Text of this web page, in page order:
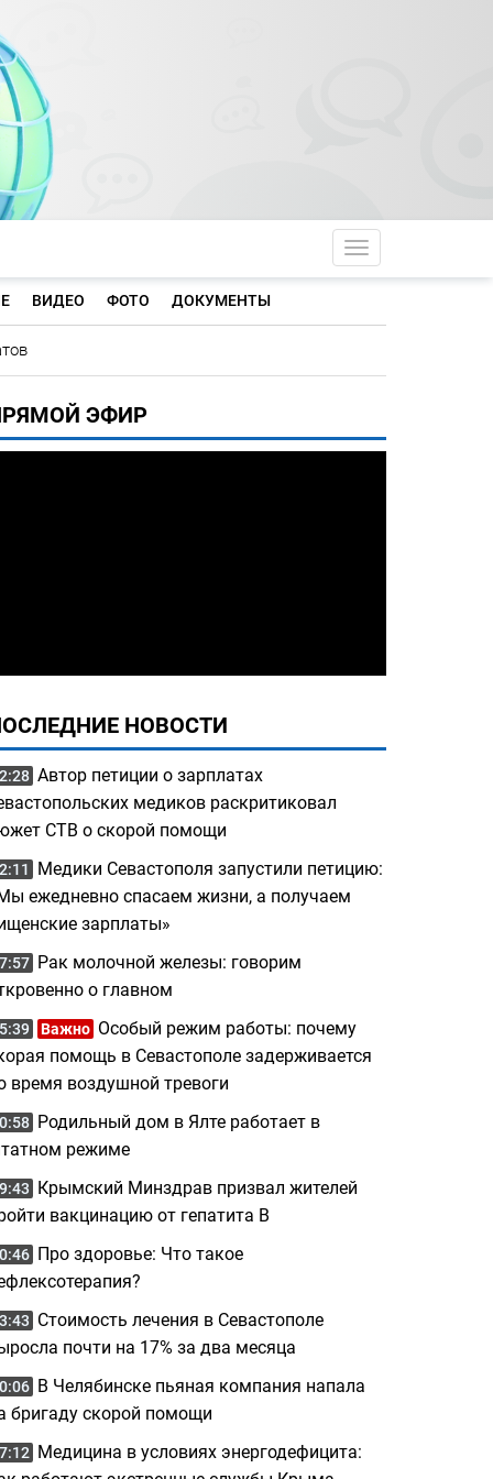
Toggle
ВИДЕО ФОТО ДОКУМЕНТЫ
ЭФИР
НОВОСТИ
Автор петиции о зарплатах
медиков раскритиковал
СТВ о скорой помощи
Медики Севастополя запустили петицию:
ежедневно спасаем жизни, а получаем
зарплаты»
Рак молочной железы: говорим
о главном
Важно Особый режим работы: почему
помощь в Севастополе задерживается
время воздушной тревоги
Родильный дом в Ялте работает в
режиме
Крымский Минздрав призвал жителей
вакцинацию от гепатита B
Про здоровье: Что такое
Стоимость лечения в Севастополе
почти на 17% за два месяца
В Челябинске пьяная компания напала
бригаду скорой помощи
Медицина в условиях энергодефицита: